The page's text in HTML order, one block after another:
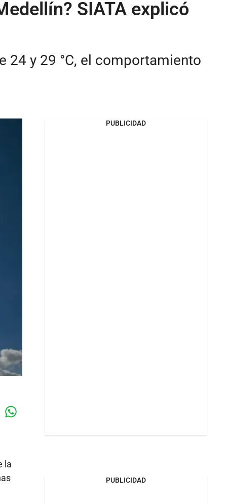
SIATA explicó
24 y 29 °C, el comportamiento
la
PUBLICIDAD
PUBLICIDAD